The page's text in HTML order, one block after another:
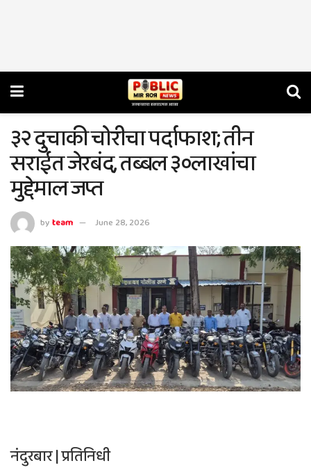
३२ दुचाकी चोरीचा पर्दाफाश; तीन
सराईत जेरबंद, तब्बल ३०लाखांचा
मुद्देमाल जप्त
byteam June 28, 2026
नंदुरबार | प्रतिनिधी